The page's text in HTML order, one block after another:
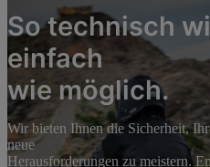
So technisch
einfach
wie möglich.
Wir bieten Ihnen die Sicherheit,
neue
Herausforderungen zu meistern.